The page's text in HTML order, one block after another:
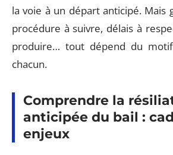
la voie à un départ anticipé. Mais
procédure à suivre, délais à
produire… tout dépend du
chacun.
Comprendre la
anticipée du bail :
enjeux